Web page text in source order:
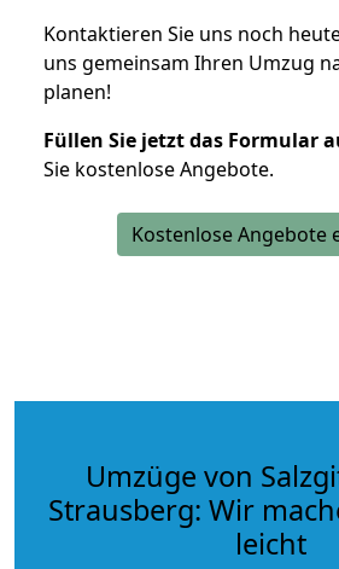
Kontaktieren Sie uns noch
uns gemeinsam Ihren Umzug
planen!
Füllen Sie jetzt das Formular
Sie kostenlose Angebote.
Kostenlose Angebote
Umzüge von
Strausberg: Wir
leicht